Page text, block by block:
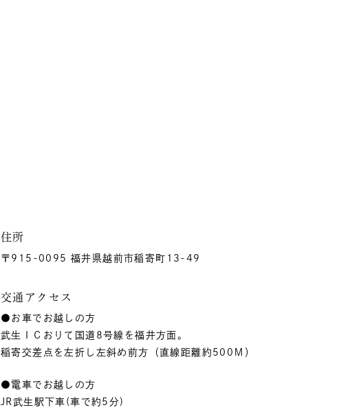
住所
〒915-0095 福井県越前市稲寄町13-49
交通アクセス
●お車でお越しの方
武生ＩＣおりて国道8号線を福井方面。
稲寄交差点を左折し左斜め前方（直線距離約500Ｍ）
●電車でお越しの方
JR武生駅下車(車で約5分)